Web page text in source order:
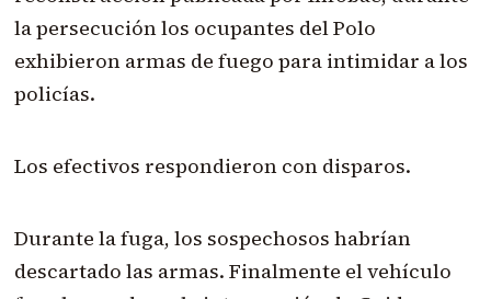
la persecución los ocupantes del Polo
exhibieron armas de fuego para intimidar a los
policías.
Los efectivos respondieron con disparos.
Durante la fuga, los sospechosos habrían
descartado las armas. Finalmente el vehículo